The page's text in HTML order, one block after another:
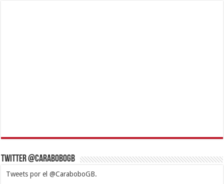
Twitter @CaraboboGB
Tweets por el @CaraboboGB.